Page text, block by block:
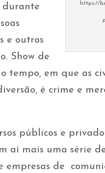
https://
durante
e outros
Show de
tempo, em que as
é crime e
públicos e
aí mais uma série
empresas de